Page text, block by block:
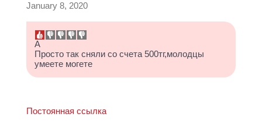
January 8, 2020
А
Просто так сняли со счета 500тг,молодцы
умеете могете
Постоянная ссылка